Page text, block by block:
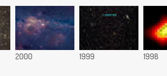
2000 1999 1998